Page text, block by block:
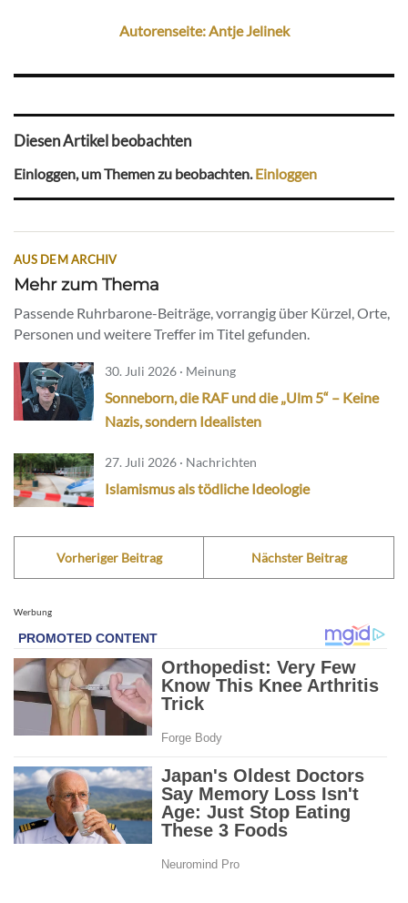
Autorenseite: Antje Jelinek
Diesen Artikel beobachten
Einloggen, um Themen zu beobachten. Einloggen
AUS DEM ARCHIV
Mehr zum Thema
Passende Ruhrbarone-Beiträge, vorrangig über Kürzel, Orte,
Personen und weitere Treffer im Titel gefunden.
30. Juli 2026 · Meinung
Sonneborn, die RAF und die „Ulm 5“ – Keine
Nazis, sondern Idealisten
27. Juli 2026 · Nachrichten
Islamismus als tödliche Ideologie
Vorheriger Beitrag Nächster Beitrag
Werbung